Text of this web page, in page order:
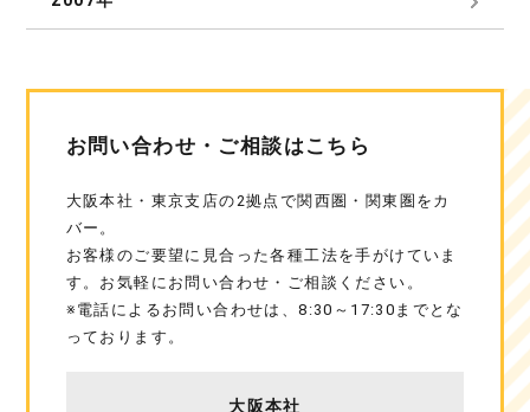
お問い合わせ・ご相談はこちら
大阪本社・東京支店の2拠点で関西圏・関東圏をカ
バー。
お客様のご要望に見合った各種工法を手がけていま
す。お気軽にお問い合わせ・ご相談ください。
※電話によるお問い合わせは、8:30～17:30までとな
っております。
大阪本社